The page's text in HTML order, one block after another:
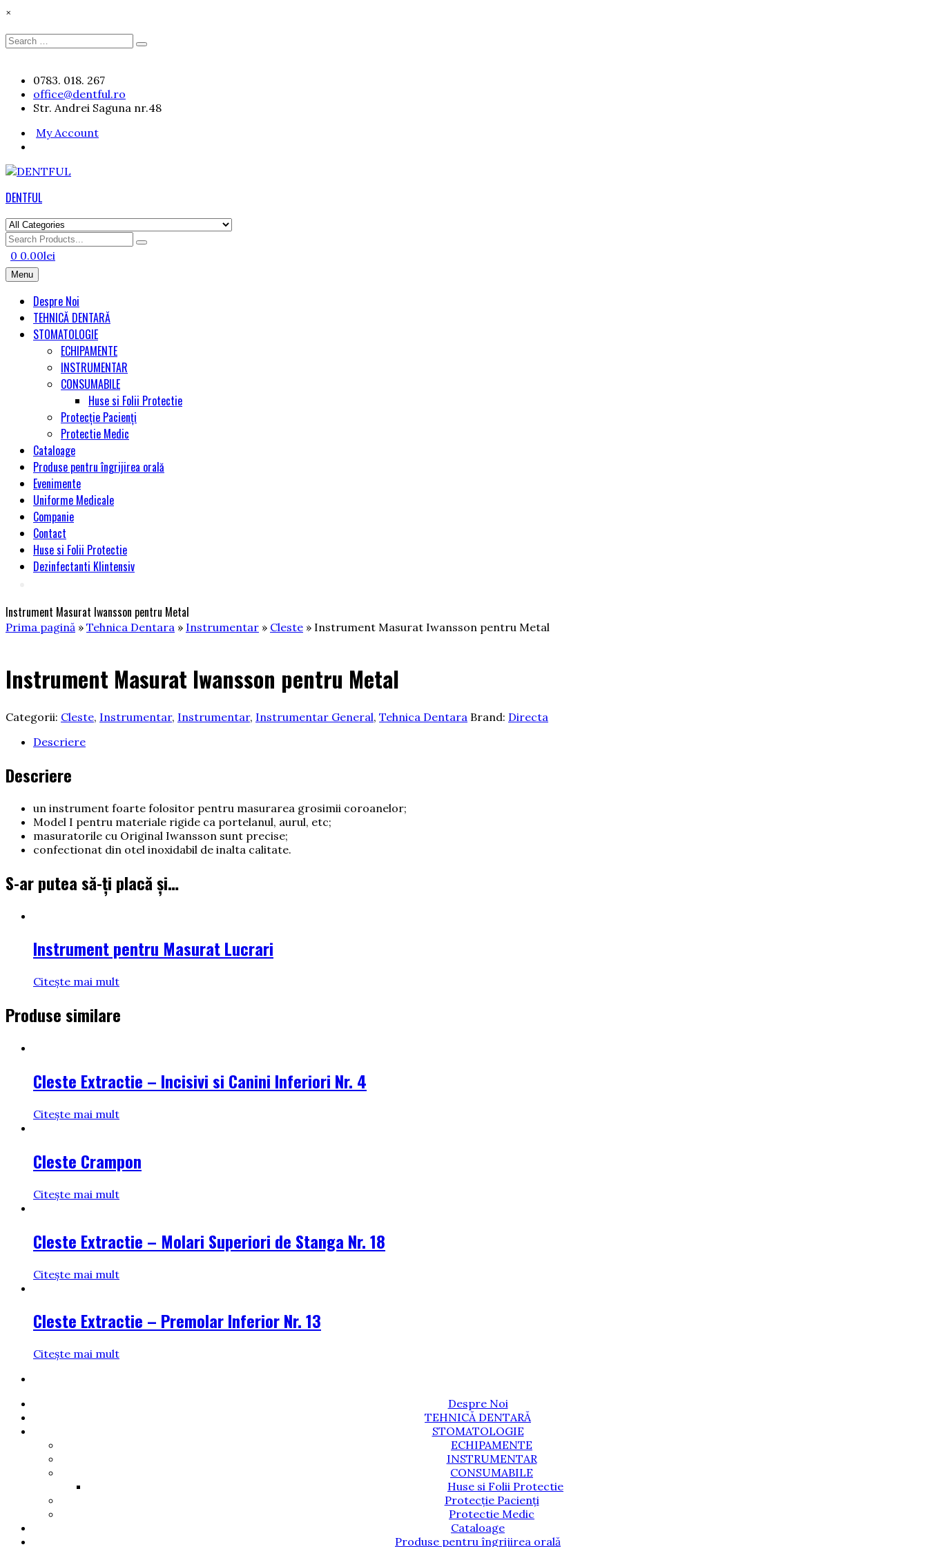
×
Search
Search
Skip
content
0783. 018. 267
office@dentful.ro
Str. Andrei Saguna nr.48
My Account
DENTFUL
Search
for
0 0.00lei
Menu
Despre Noi
TEHNICĂ DENTARĂ
STOMATOLOGIE
ECHIPAMENTE
INSTRUMENTAR
CONSUMABILE
Huse si Folii Protectie
Protecție Pacienți
Protectie Medic
Cataloage
Produse pentru îngrijirea orală
Evenimente
Uniforme Medicale
Companie
Contact
Huse si Folii Protectie
Dezinfectanti Klintensiv
Instrument Masurat Iwansson pentru Metal
Prima pagină » Tehnica Dentara » Instrumentar » Cleste » Instrument Masurat Iwansson pentru Metal
Instrument Masurat Iwansson pentru Metal
Categorii: Cleste, Instrumentar, Instrumentar, Instrumentar General, Tehnica Dentara Brand: Directa
Descriere
Descriere
un instrument foarte folositor pentru masurarea grosimii coroanelor;
Model I pentru materiale rigide ca portelanul, aurul, etc;
masuratorile cu Original Iwansson sunt precise;
confectionat din otel inoxidabil de inalta calitate.
S-ar putea să-ți placă și…
Instrument pentru Masurat Lucrari
Citește mai mult
Produse similare
Cleste Extractie – Incisivi si Canini Inferiori Nr. 4
Citește mai mult
Cleste Crampon
Citește mai mult
Cleste Extractie – Molari Superiori de Stanga Nr. 18
Citește mai mult
Cleste Extractie – Premolar Inferior Nr. 13
Citește mai mult
Despre Noi
TEHNICĂ DENTARĂ
STOMATOLOGIE
ECHIPAMENTE
INSTRUMENTAR
CONSUMABILE
Huse si Folii Protectie
Protecție Pacienți
Protectie Medic
Cataloage
Produse pentru îngrijirea orală